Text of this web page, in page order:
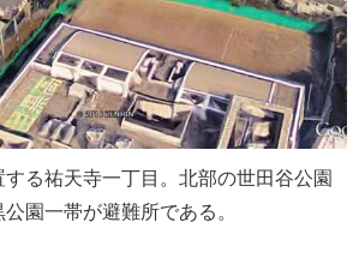
る祐天寺一丁目。北部の世田谷公園
園一帯が避難所である。